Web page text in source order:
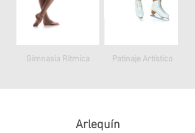
Gimnasia Ritmica Patinaje Artístico
Arlequín